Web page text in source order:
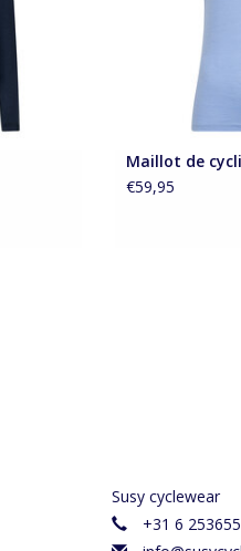
Maillot de
€59,95
Susy cyclewear
+31 6